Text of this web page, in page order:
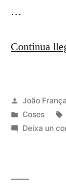
…
Continua
Publicat
per
João França
Publicat
en
Coses
Deixa un